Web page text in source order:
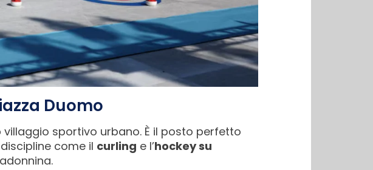
Duomo
sportivo urbano. È il posto perfetto
come il curling e l’hockey su